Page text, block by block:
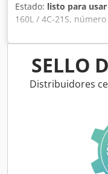
Estado: listo para
160L / 4C-21S,
signos normales de
suministro se
¡Solicite por
envío! Dcjdpsi D
SELLO
Distribuidores